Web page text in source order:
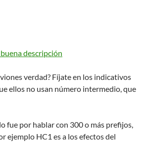
descripción
verdad? Fíjate en los indicativos
ellos no usan número intermedio, que
fue por hablar con 300 o más prefijos,
ejemplo HC1 es a los efectos del